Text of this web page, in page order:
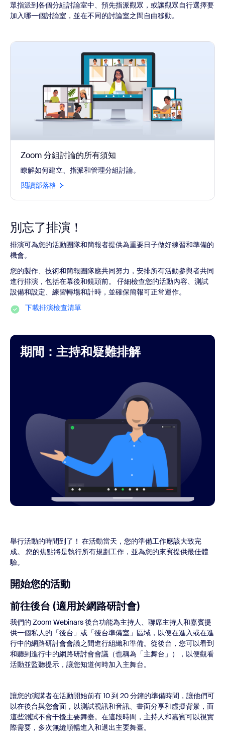
眾指派到各個分組討論室中、預先指派觀眾，或讓觀眾自行選擇要
加入哪一個討論室，並在不同的討論室之間自由移動。
Zoom 分組討論的所有須知
瞭解如何建立、指派和管理分組討論。
閱讀部落格
別忘了排演！
排演可為您的活動團隊和簡報者提供為重要日子做好練習和準備的
機會。
您的製作、技術和簡報團隊應共同努力，安排所有活動參與者共同
進行排演，包括在幕後和鏡頭前。 仔細檢查您的活動內容、測試
設備和設定、練習轉場和計時，並確保簡報可正常運作。
下載排演檢查清單
期間：主持和疑難排解
舉行活動的時間到了！ 在活動當天，您的準備工作應該大致完
成。 您的焦點將是執行所有規劃工作，並為您的來賓提供最佳體
驗。
開始您的活動
前往後台 (適用於網路研討會)
我們的 Zoom Webinars 後台功能為主持人、聯席主持人和嘉賓提
供一個私人的「後台」或「後台準備室」區域，以便在進入或在進
行中的網路研討會會議之間進行組織和準備。從後台，您可以看到
和聽到進行中的網路研討會會議（也稱為「主舞台」），以便觀看
活動並監聽提示，讓您知道何時加入主舞台。
讓您的演講者在活動開始前有 10 到 20 分鐘的準備時間，讓他們可
以在後台與您會面，以測試視訊和音訊、畫面分享和虛擬背景，而
這些測試不會干擾主要舞臺。在這段時間，主持人和嘉賓可以視實
際需要，多次無縫順暢進入和退出主要舞臺。